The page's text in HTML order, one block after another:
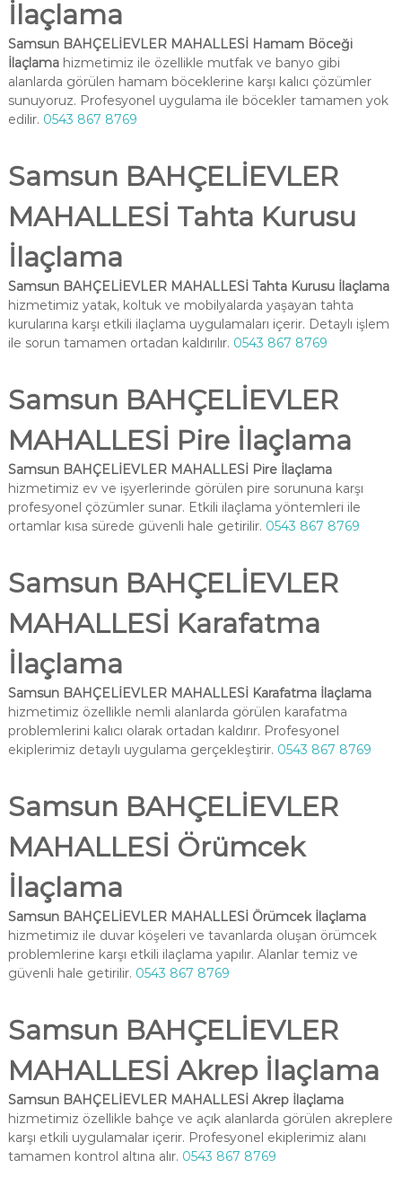
İlaçlama
Samsun BAHÇELİEVLER MAHALLESİ Hamam Böceği
İlaçlamahizmetimiz ile özellikle mutfak ve banyo gibi
alanlarda görülen hamam böceklerine karşı kalıcı çözümler
sunuyoruz. Profesyonel uygulama ile böcekler tamamen yok
edilir. 0543 867 8769
Samsun BAHÇELİEVLER
MAHALLESİ Tahta Kurusu
İlaçlama
Samsun BAHÇELİEVLER MAHALLESİ Tahta Kurusu İlaçlama
hizmetimiz yatak, koltuk ve mobilyalarda yaşayan tahta
kurularına karşı etkili ilaçlama uygulamaları içerir. Detaylı işlem
ile sorun tamamen ortadan kaldırılır. 0543 867 8769
Samsun BAHÇELİEVLER
MAHALLESİ Pire İlaçlama
Samsun BAHÇELİEVLER MAHALLESİ Pire İlaçlama
hizmetimiz ev ve işyerlerinde görülen pire sorununa karşı
profesyonel çözümler sunar. Etkili ilaçlama yöntemleri ile
ortamlar kısa sürede güvenli hale getirilir. 0543 867 8769
Samsun BAHÇELİEVLER
MAHALLESİ Karafatma
İlaçlama
Samsun BAHÇELİEVLER MAHALLESİ Karafatma İlaçlama
hizmetimiz özellikle nemli alanlarda görülen karafatma
problemlerini kalıcı olarak ortadan kaldırır. Profesyonel
ekiplerimiz detaylı uygulama gerçekleştirir. 0543 867 8769
Samsun BAHÇELİEVLER
MAHALLESİ Örümcek
İlaçlama
Samsun BAHÇELİEVLER MAHALLESİ Örümcek İlaçlama
hizmetimiz ile duvar köşeleri ve tavanlarda oluşan örümcek
problemlerine karşı etkili ilaçlama yapılır. Alanlar temiz ve
güvenli hale getirilir. 0543 867 8769
Samsun BAHÇELİEVLER
MAHALLESİ Akrep İlaçlama
Samsun BAHÇELİEVLER MAHALLESİ Akrep İlaçlama
hizmetimiz özellikle bahçe ve açık alanlarda görülen akreplere
karşı etkili uygulamalar içerir. Profesyonel ekiplerimiz alanı
tamamen kontrol altına alır. 0543 867 8769